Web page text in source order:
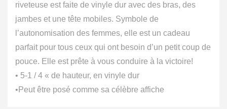
riveteuse est faite de vinyle dur avec des bras, des
jambes et une tête mobiles. Symbole de
l’autonomisation des femmes, elle est un cadeau
parfait pour tous ceux qui ont besoin d’un petit coup de
pouce. Elle est prête à vous conduire à la victoire!
• 5-1 / 4 « de hauteur, en vinyle dur
•Peut être posé comme sa célèbre affiche